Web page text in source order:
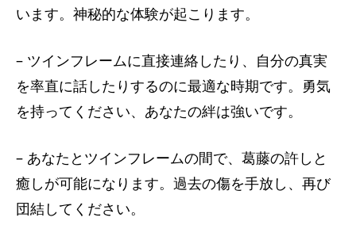
います。神秘的な体験が起こります。
– ツインフレームに直接連絡したり、自分の真実
を率直に話したりするのに最適な時期です。勇気
を持ってください、あなたの絆は強いです。
– あなたとツインフレームの間で、葛藤の許しと
癒しが可能になります。過去の傷を手放し、再び
団結してください。